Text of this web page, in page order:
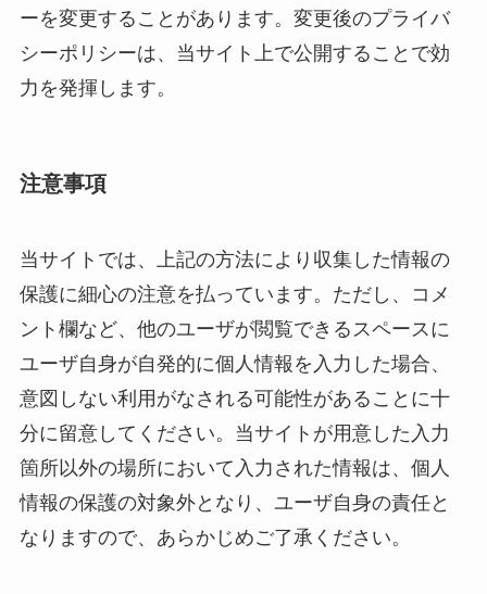
ーを変更することがあります。変更後のプライバ
シーポリシーは、当サイト上で公開することで効
力を発揮します。
注意事項
当サイトでは、上記の方法により収集した情報の
保護に細心の注意を払っています。ただし、コメ
ント欄など、他のユーザが閲覧できるスペースに
ユーザ自身が自発的に個人情報を入力した場合、
意図しない利用がなされる可能性があることに十
分に留意してください。当サイトが用意した入力
箇所以外の場所において入力された情報は、個人
情報の保護の対象外となり、ユーザ自身の責任と
なりますので、あらかじめご了承ください。